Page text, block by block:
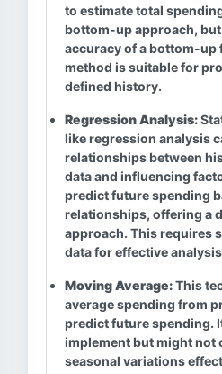
to estimate total
bottom-up approach,
accuracy of a bottom-up
method is suitable for
defined history.
Regression Analysis:
like regression analysis
relationships between
data and influencing
predict future spending
relationships, offering a
approach. This requires
data for effective
Moving Average:This
average spending from
predict future spending.
implement but might not
seasonal variations